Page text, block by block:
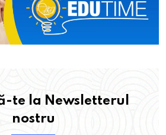
te la Newsletterul
nostru